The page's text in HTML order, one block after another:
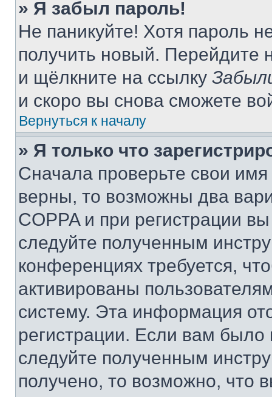
» Я забыл пароль!
Не паникуйте! Хотя пароль
получить новый. Перейдите
и щёлкните на ссылку
и скоро вы снова сможете
Вернуться к началу
» Я только что
Сначала проверьте свои
верны, то возможны два
COPPA и при регистрации
следуйте полученным
конференциях требуется,
активированы
систему. Эта информация
регистрации. Если вам
следуйте полученным
получено, то возможно, что